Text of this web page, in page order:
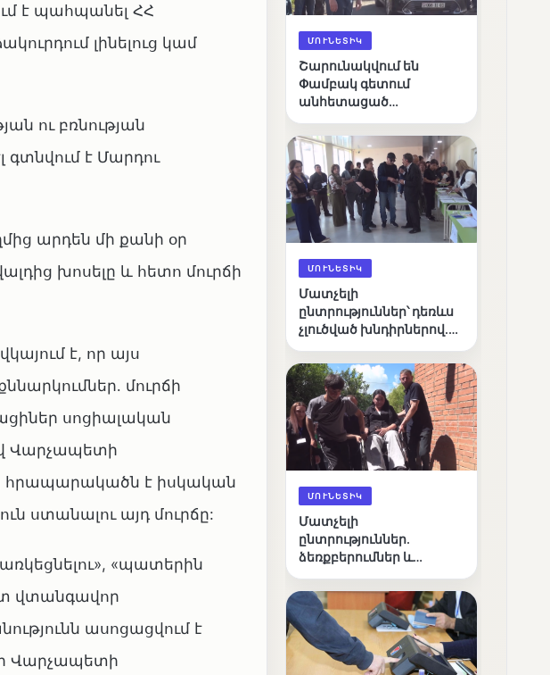
է պահպանել ՀՀ
լինելուց կամ
ու բռնության
է Մարդու
արդեն մի քանի օր
խոսելը և հետո մուրճի
է, որ այս
մուրճի
սոցիալական
Վարչապետի
հրապարակածն է իսկական
ստանալու այդ մուրճը:
«պատերին
վտանգավոր
ասոցացվում է
Վարչապետի
ՄՈՒՆԵՏԻԿ
Շարունակվում են
Փամբակ գետում
անհետացած
որոնողական
աշխատանքները
ՄՈՒՆԵՏԻԿ
Մատչելի
ընտրություններ՝ դեռևս
չլուծված խնդիրներով.
դիտորդական
առաքելության
արդյունքները
ՄՈՒՆԵՏԻԿ
Մատչելի
ընտրություններ.
ձեռքբերումներ և
բացթողումներ